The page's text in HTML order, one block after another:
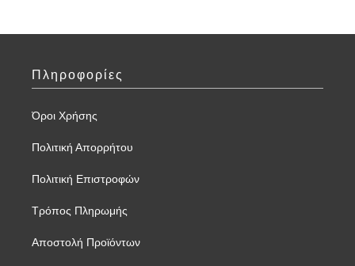
Πληροφορίες
Όροι Χρήσης
Πολιτική Απορρήτου
Πολιτική Επιστροφών
Τρόπος Πληρωμής
Αποστολή Προϊόντων